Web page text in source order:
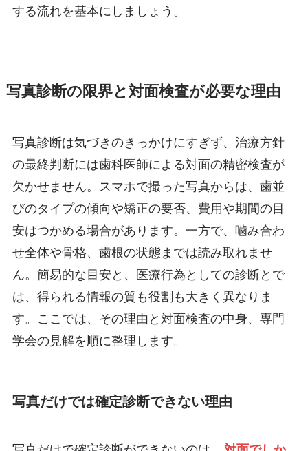
する流れを基本にしましょう。
写真診断の限界と対面検査が必要な理由
写真診断は気づきのきっかけにすぎず、治療方針
の最終判断には歯科医師による対面の精密検査が
欠かせません。スマホで撮った写真からは、歯並
びのタイプの傾向や矯正の要否、費用や期間の目
安はつかめる場合があります。一方で、噛み合わ
せ全体や骨格、歯根の状態までは読み取れませ
ん。簡易的な目安と、医療行為としての診断とで
は、得られる情報の質も役割も大きく異なりま
す。ここでは、その理由と対面検査の中身、専門
学会の見解を順に整理します。
写真だけでは確定診断できない理由